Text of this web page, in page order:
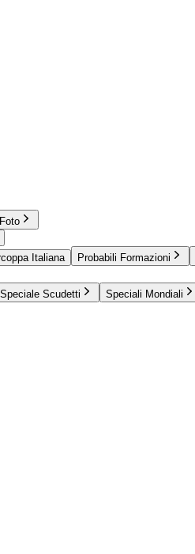
Foto
Italiana Probabili Formazioni
Speciale Scudetti Speciali Mondiali